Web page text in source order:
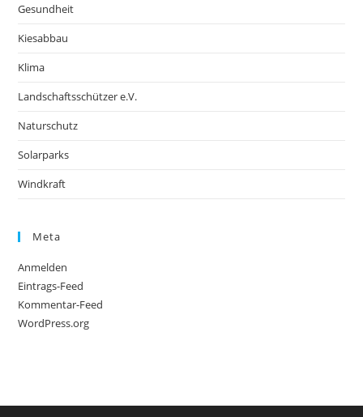
Gesundheit
Kiesabbau
Klima
Landschaftsschützer e.V.
Naturschutz
Solarparks
Windkraft
Meta
Anmelden
Eintrags-Feed
Kommentar-Feed
WordPress.org